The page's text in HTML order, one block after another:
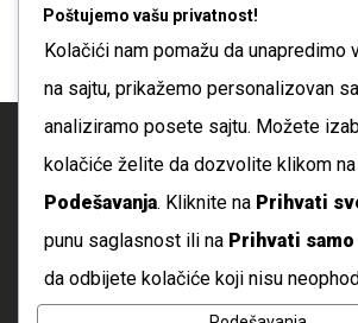
li ja imam dovoljno mleka?)
Blog
O nama
Česta pitanja
Kontakt
Poštujemo vašu privatnost!
Kolačići nam pomažu da unapredimo
na sajtu, prikažemo personalizovan
analiziramo posete sajtu. Možete
kolačiće želite da dozvolite klikom na
Podešavanja. Kliknite na Prihvati
punu saglasnost ili na Prihvati
da odbijete kolačiće koji nisu